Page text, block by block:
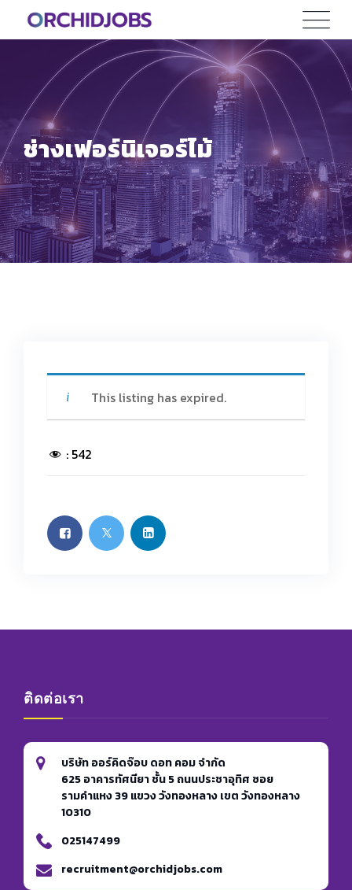
ช่างเฟอร์นิเจอร์ไม้
This listing has expired.
: 542
ติดต่อเรา
บริษัท ออร์คิดจ๊อบ ดอท คอม จำกัด
625 อาคารทัศนียา ชั้น 5 ถนนประชาอุทิศ ซอย
รามคำแหง 39 แขวง วังทองหลาง เขต วังทองหลาง
10310
025147499
recruitment@orchidjobs.com